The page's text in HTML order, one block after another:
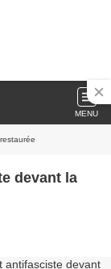
MENU
devant la